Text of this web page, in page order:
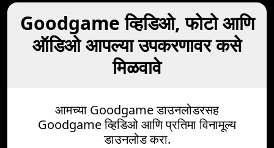
Goodgame व्हिडिओ, फोटो आणि
ऑडिओ आपल्या उपकरणावर कसे
मिळवावे
आमच्या Goodgame डाउनलोडरसह
Goodgame व्हिडिओ आणि प्रतिमा विनामूल्य
डाउनलोड करा.